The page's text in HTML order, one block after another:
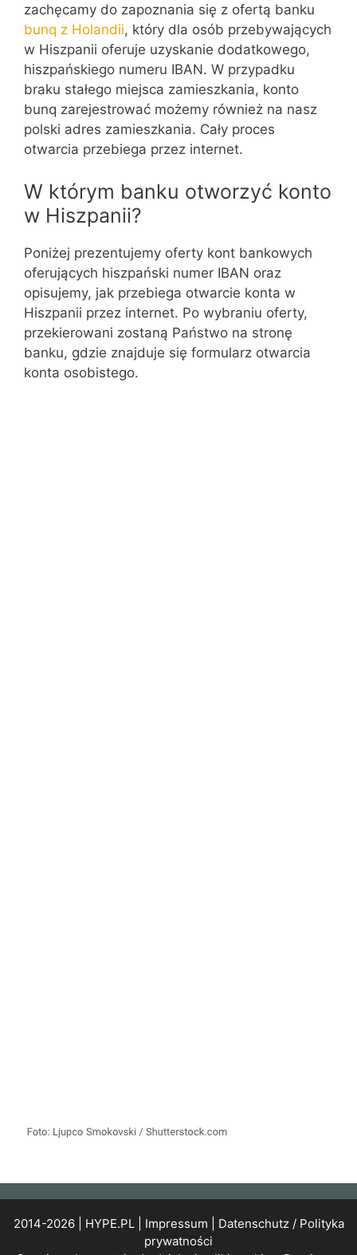
zachęcamy do zapoznania się z ofertą banku
bunq z Holandii, który dla osób przebywających
w Hiszpanii oferuje uzyskanie dodatkowego,
hiszpańskiego numeru IBAN. W przypadku
braku stałego miejsca zamieszkania, konto
bunq zarejestrować możemy również na nasz
polski adres zamieszkania. Cały proces
otwarcia przebiega przez internet.
W którym banku otworzyć konto
w Hiszpanii?
Poniżej prezentujemy oferty kont bankowych
oferujących hiszpański numer IBAN oraz
opisujemy, jak przebiega otwarcie konta w
Hiszpanii przez internet. Po wybraniu oferty,
przekierowani zostaną Państwo na stronę
banku, gdzie znajduje się formularz otwarcia
konta osobistego.
2014-2026 | HYPE.PL | Impressum
Datenschutz / Polityka
prywatności